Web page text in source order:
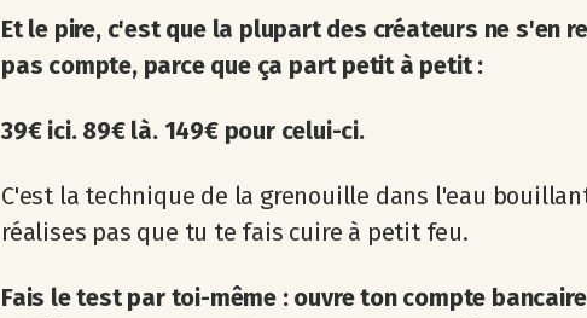
Et le pire, c'est que la plupart des créateurs ne s'en
pas compte, parce que ça part petit à petit :
39€ ici. 89€ là. 149€ pour celui-ci.
C'est la technique de la grenouille dans l'eau
réalises pas que tu te fais cuire à petit feu.
Fais le test par toi-même : ouvre ton compte